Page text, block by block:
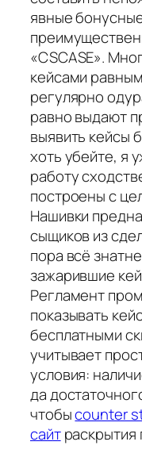
явные
«CSCASE».
кейсами
регулярно
равно выдают
выявить кейсы
хоть убейте, я
работу
построены с
Нашивки
сыщиков из
пора всё
зажарившие
Регламент
показывать
бесплатными
учитывает
условия:
да
чтобыcounter
сайтраскрытия